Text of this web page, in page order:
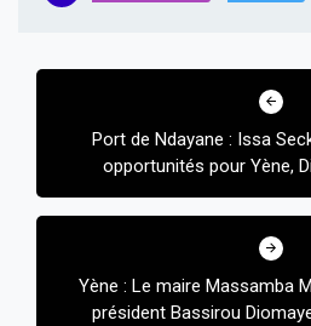
Navigation
l’articlePort de Ndayane : Issa
opportunités pour Yène,
Yène : Le maire Massamba
président Bassirou